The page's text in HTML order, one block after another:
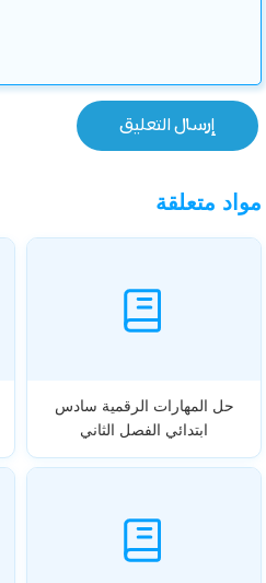
مواد متعلقة
حل المهارات الرقمية سادس
ابتدائي الفصل الثاني